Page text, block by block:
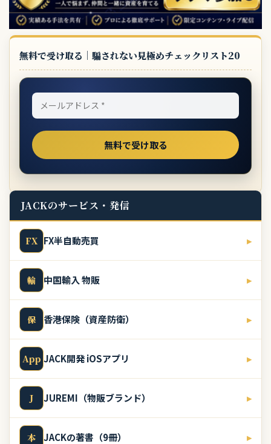
無料で受け取る｜騙されない見極めチェックリスト20
JACKのサービス・発信
FX FX半自動売買 ▸
輸 中国輸入 物販 ▸
保 香港保険（資産防衛） ▸
App JACK開発 iOSアプリ ▸
J JUREMI（物販ブランド） ▸
本 JACKの著書（9冊） ▸